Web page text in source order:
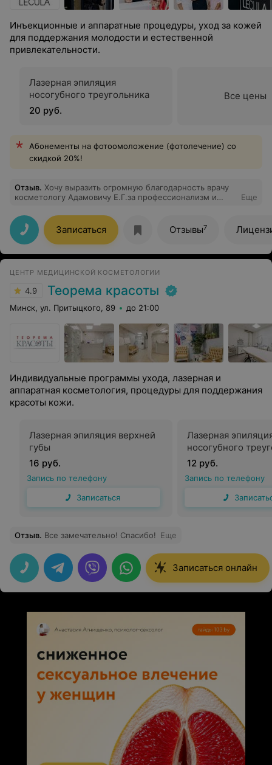
Инъекционные и аппаратные процедуры, уход за кожей
для поддержания молодости и естественной
привлекательности.
Лазерная эпиляция
носогубного треугольника
20 руб.
Все цены
Абонементы на фотоомоложение (фотолечение) со
скидкой 20%!
Отзыв. Хочу выразить огромную благодарность врачу
косметологу Адамовичу Е.Г.за профессионализм и
губ,но доктор Адамович Е.Г. подобрал идеальную
форму,обьем,учитывая особенности моего лица.Работа
выполнена качественно,форма ровная,комочков
нет,губы выглядят гармонично.Спасибо за подход к
работе-внимательный,аккуратный,настоящий
Еще
Записаться Отзывы7
ЦЕНТР МЕДИЦИНСКОЙ КОСМЕТОЛОГИИ
4.9 Теорема красоты
Минск, ул. Притыцкого, 89 до 21:00
Индивидуальные программы ухода, лазерная и
аппаратная косметология, процедуры для поддержания
красоты кожи.
Лазерная эпиляция верхней
губы
16 руб.
Запись по телефону
Записаться
Лазерная
носогубного
12 руб.
Запись по телефону
Отзыв. Все замечательно! Спасибо! Еще
Записаться онлайн